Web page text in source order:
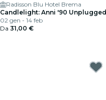
Radisson Blu Hotel Brema
Candlelight: Anni '90 Unplugged
02 gen - 14 feb
Da 31,00 €